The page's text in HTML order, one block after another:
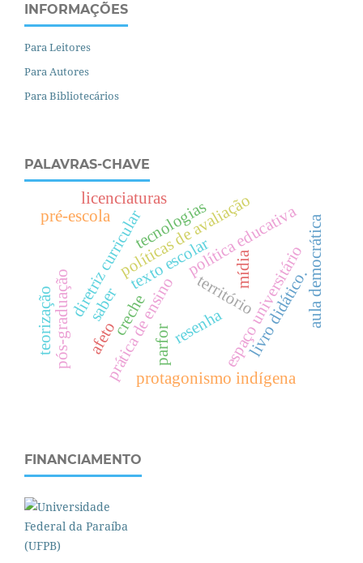
INFORMAÇÕES
Para Leitores
Para Autores
Para Bibliotecários
PALAVRAS-CHAVE
resenha
território
diretriz curricular
prática de ensino
texto escolar
políticas de avaliação
espaço universitário
pós-graduação
protagonismo indígena
saber
política educativa
mídialivro didático.
licenciaturas
parfor
pré-escola
creche
tecnologias aula democrática
teorização afeto
FINANCIAMENTO